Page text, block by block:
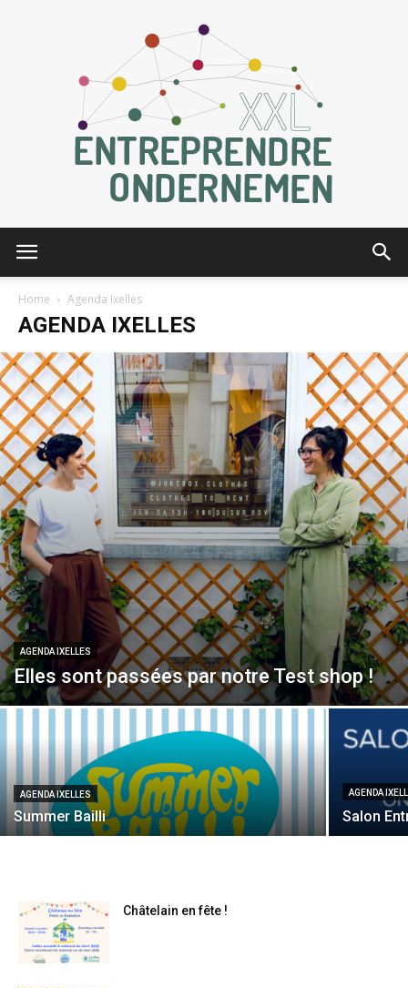
XXL
Ondernemen
XXL
Home Agenda Ixelles
AGENDA IXELLES
AGENDA IXELLES
Elles sont passées par notre Test shop !
AGENDA IXELLES
Summer Bailli
AGENDA
Salon
Châtelain en fête !